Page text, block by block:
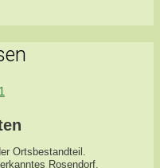
Ortsbestandteil.
Rosendorf.